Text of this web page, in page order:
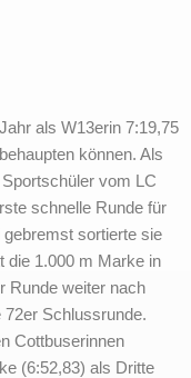
als W13erin 7:19,75
können. Als
vom LC
schnelle Runde für
gebremst sortierte sie
die 1.000 m Marke in
Runde weiter nach
72er Schlussrunde.
Cottbuserinnen
(6:52,83) als Dritte